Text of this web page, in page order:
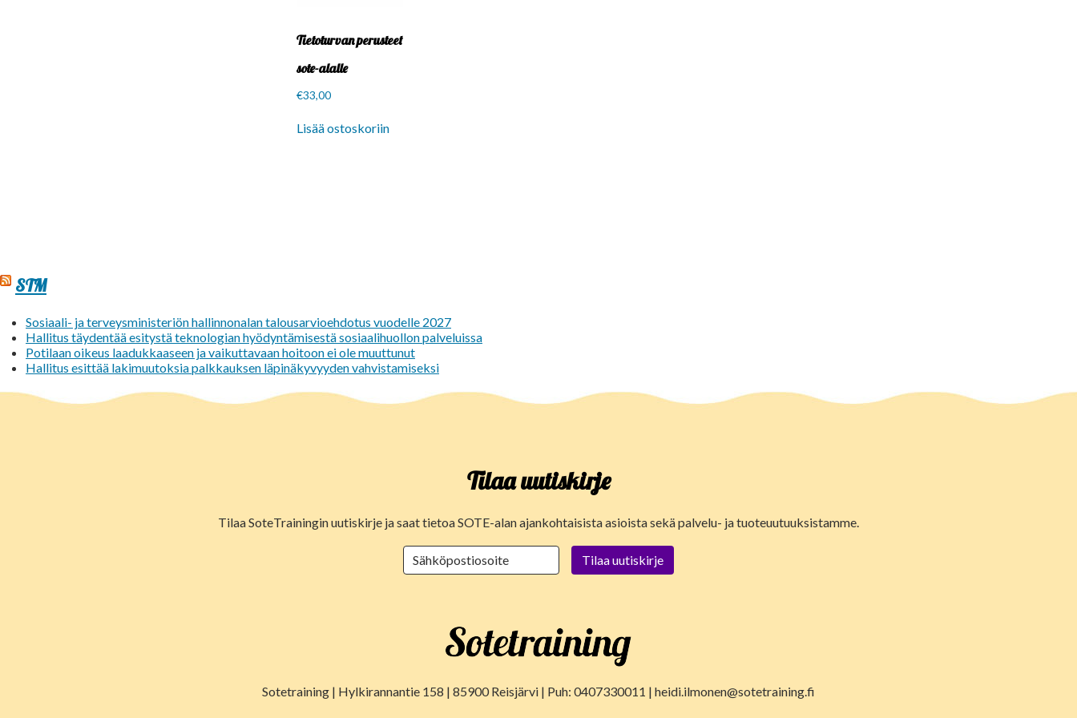
Tietoturvan perusteet
sote-alalle
€33,00
Lisää ostoskoriin
STM
Sosiaali- ja terveysministeriön hallinnonalan talousarvioehdotus vuodelle 2027
Hallitus täydentää esitystä teknologian hyödyntämisestä sosiaalihuollon palveluissa
Potilaan oikeus laadukkaaseen ja vaikuttavaan hoitoon ei ole muuttunut
Hallitus esittää lakimuutoksia palkkauksen läpinäkyvyyden vahvistamiseksi
Tilaa uutiskirje
Tilaa SoteTrainingin uutiskirje ja saat tietoa SOTE-alan ajankohtaisista asioista sekä palvelu- ja tuoteuutuuksistamme.
Sotetraining | Hylkirannantie 158 | 85900 Reisjärvi | Puh: 0407330011 | heidi.ilmonen@sotetraining.fi